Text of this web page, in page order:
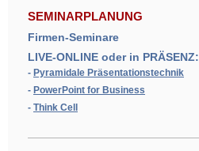
SEMINARPLANUNG
Firmen-Seminare
LIVE-ONLINE oder in PRÄSENZ:
- Pyramidale Präsentationstechnik
- PowerPoint for Business
- Think Cell